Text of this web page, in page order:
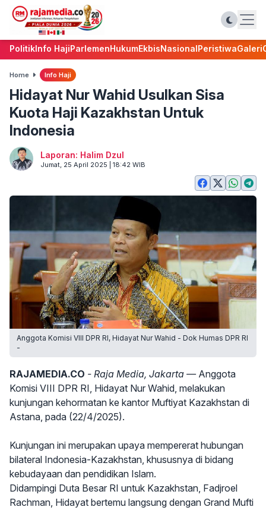
PolitikInfo HajiParlemenHukumEkbisNasionalPeristiwaGaleri
Home Info Haji
Hidayat Nur Wahid Usulkan Sisa
Kuota Haji Kazakhstan Untuk
Indonesia
Laporan: Halim Dzul
Jumat, 25 April 2025 | 18:42 WIB
Anggota Komisi VIII DPR RI, Hidayat Nur Wahid - Dok Humas DPR RI
-
RAJAMEDIA.CO - Raja Media, Jakarta — Anggota
Komisi VIII DPR RI, Hidayat Nur Wahid, melakukan
kunjungan kehormatan ke kantor Muftiyat Kazakhstan di
Astana, pada (22/4/2025).
Kunjungan ini merupakan upaya mempererat hubungan
bilateral Indonesia-Kazakhstan, khususnya di bidang
kebudayaan dan pendidikan Islam.
Didampingi Duta Besar RI untuk Kazakhstan, Fadjroel
Rachman, Hidayat bertemu langsung dengan Grand Mufti